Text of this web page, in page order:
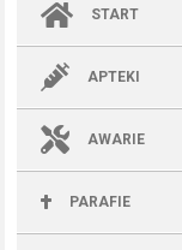
START
APTEKI
AWARIE
PARAFIE